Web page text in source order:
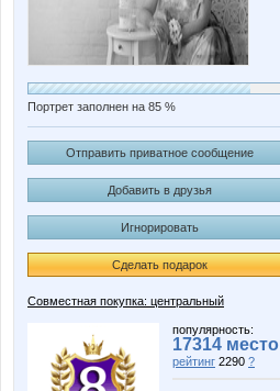
Портрет заполнен на 85 %
Отправить приватное сообщение
Добавить в друзья
Игнорировать
Сделать подарок
Совместная покупка: центральный
популярность:
17314 место
рейтинг 2290 ?